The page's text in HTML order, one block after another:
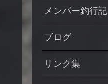
メンバー釣行記
ブログ
リンク集